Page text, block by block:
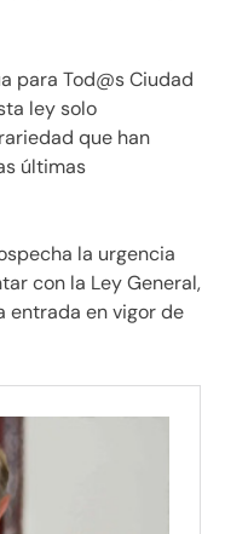
para Tod@s Ciudad
ley solo
que han
últimas
la urgencia
con la Ley General,
entrada en vigor de